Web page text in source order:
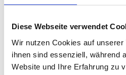
Diese Webseite verwendet
Wir nutzen Cookies auf
ihnen sind essenziell, während
Website und Ihre Erfahrung zu
mentalen Situation
Individuelles
Bewerbungstraining
Psychologische